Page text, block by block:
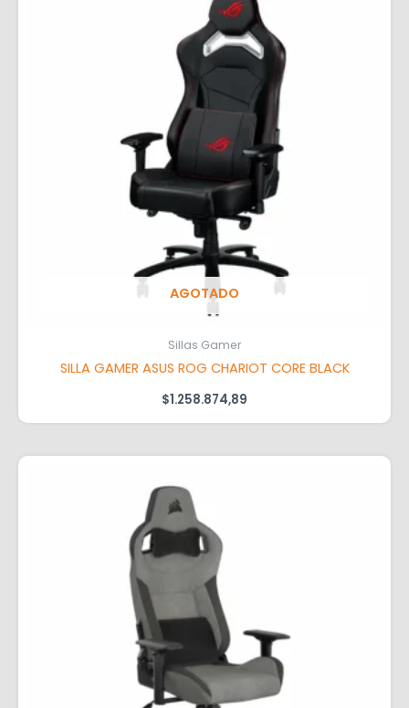
AGOTADO
Sillas Gamer
SILLA GAMER ASUS ROG CHARIOT CORE BLACK
$1.258.874,89